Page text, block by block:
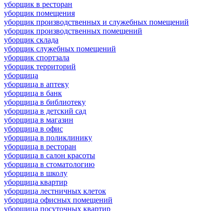
уборщик в ресторан
уборщик помещения
уборщик производственных и служебных помещений
уборщик производственных помещений
уборщик склада
уборщик служебных помещений
уборщик спортзала
уборщик территорий
уборщица
уборщица в аптеку
уборщица в банк
уборщица в библиотеку
уборщица в детский сад
уборщица в магазин
уборщица в офис
уборщица в поликлинику
уборщица в ресторан
уборщица в салон красоты
уборщица в стоматологию
уборщица в школу
уборщица квартир
уборщица лестничных клеток
уборщица офисных помещений
уборщица посуточных квартир